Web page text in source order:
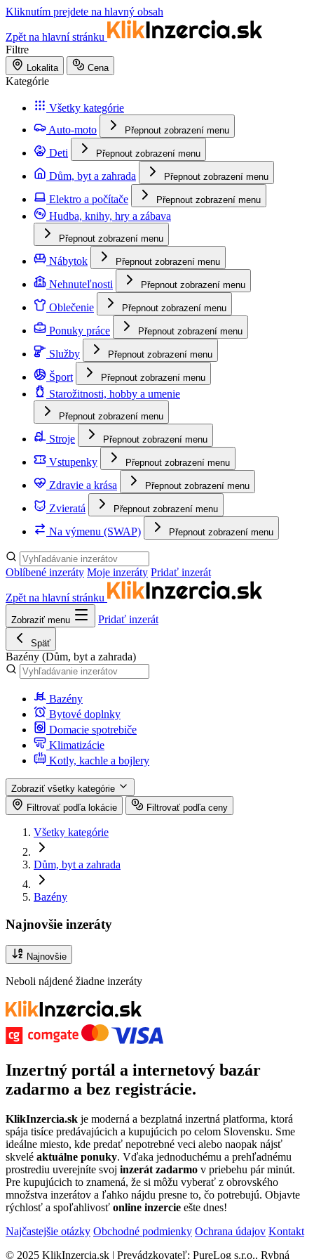
Kliknutím prejdete na hlavný obsah
Zpět na hlavní stránku
Filtre
Lokalita Cena
Kategórie
Všetky kategórie
Auto-moto
Přepnout zobrazení menu
Deti Přepnout zobrazení menu
Dům, byt a zahrada Přepnout zobrazení menu
Elektro a počítače Přepnout zobrazení menu
Hudba, knihy, hry a zábava
Přepnout zobrazení menu
Nábytok Přepnout zobrazení menu
Nehnuteľnosti Přepnout zobrazení menu
Oblečenie Přepnout zobrazení menu
Ponuky práce Přepnout zobrazení menu
Služby Přepnout zobrazení menu
Šport Přepnout zobrazení menu
Starožitnosti, hobby a umenie
Přepnout zobrazení menu
Stroje Přepnout zobrazení menu
Vstupenky Přepnout zobrazení menu
Zdravie a krása Přepnout zobrazení menu
Zvieratá Přepnout zobrazení menu
Na výmenu (SWAP) Přepnout zobrazení menu
Oblíbené inzeráty Moje inzeráty Pridať inzerát
Zpět na hlavní stránku
Zobraziť menu Pridať inzerát
Späť
Bazény (Dům, byt a zahrada)
Bazény
Bytové doplnky
Domacie spotrebiče
Klimatizácie
Kotly, kachle a bojlery
Zobraziť všetky kategórie
Filtrovať podľa lokácie
Filtrovať podľa ceny
Všetky kategórie
Dům, byt a zahrada
Bazény
Najnovšie inzeráty
Najnovšie
Neboli nájdené žiadne inzeráty
Inzertný portál a internetový bazár
zadarmo a bez registrácie.
KlikInzercia.sk je moderná a bezplatná inzertná platforma, ktorá
spája tisíce predávajúcich a kupujúcich po celom Slovensku. Sme
ideálne miesto, kde predať nepotrebné veci alebo naopak nájsť
skvelé aktuálne ponuky. Vďaka jednoduchému a prehľadnému
prostrediu uverejníte svoj inzerát zadarmo v priebehu pár minút.
Pre kupujúcich to znamená, že si môžu vyberať z obrovského
množstva inzerátov a ľahko nájdu presne to, čo potrebujú. Objavte
rýchlosť a spoľahlivosť online inzercie ešte dnes!
Najčastejšie otázky Obchodné podmienky Ochrana údajov Kontakt
© 2025 KlikInzercia.sk | Prevádzkovateľ: PureLog s.r.o., Rybná